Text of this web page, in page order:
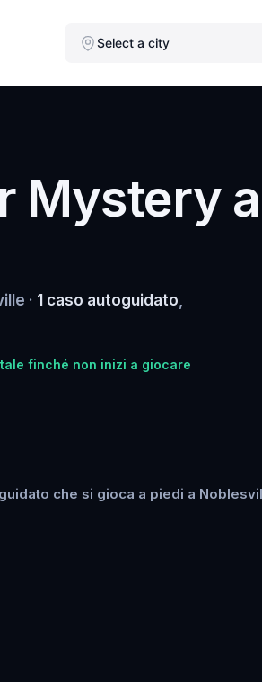
Select a city
Mystery a
· 1 caso autoguidato,
finché non inizi a giocare
che si gioca a piedi a